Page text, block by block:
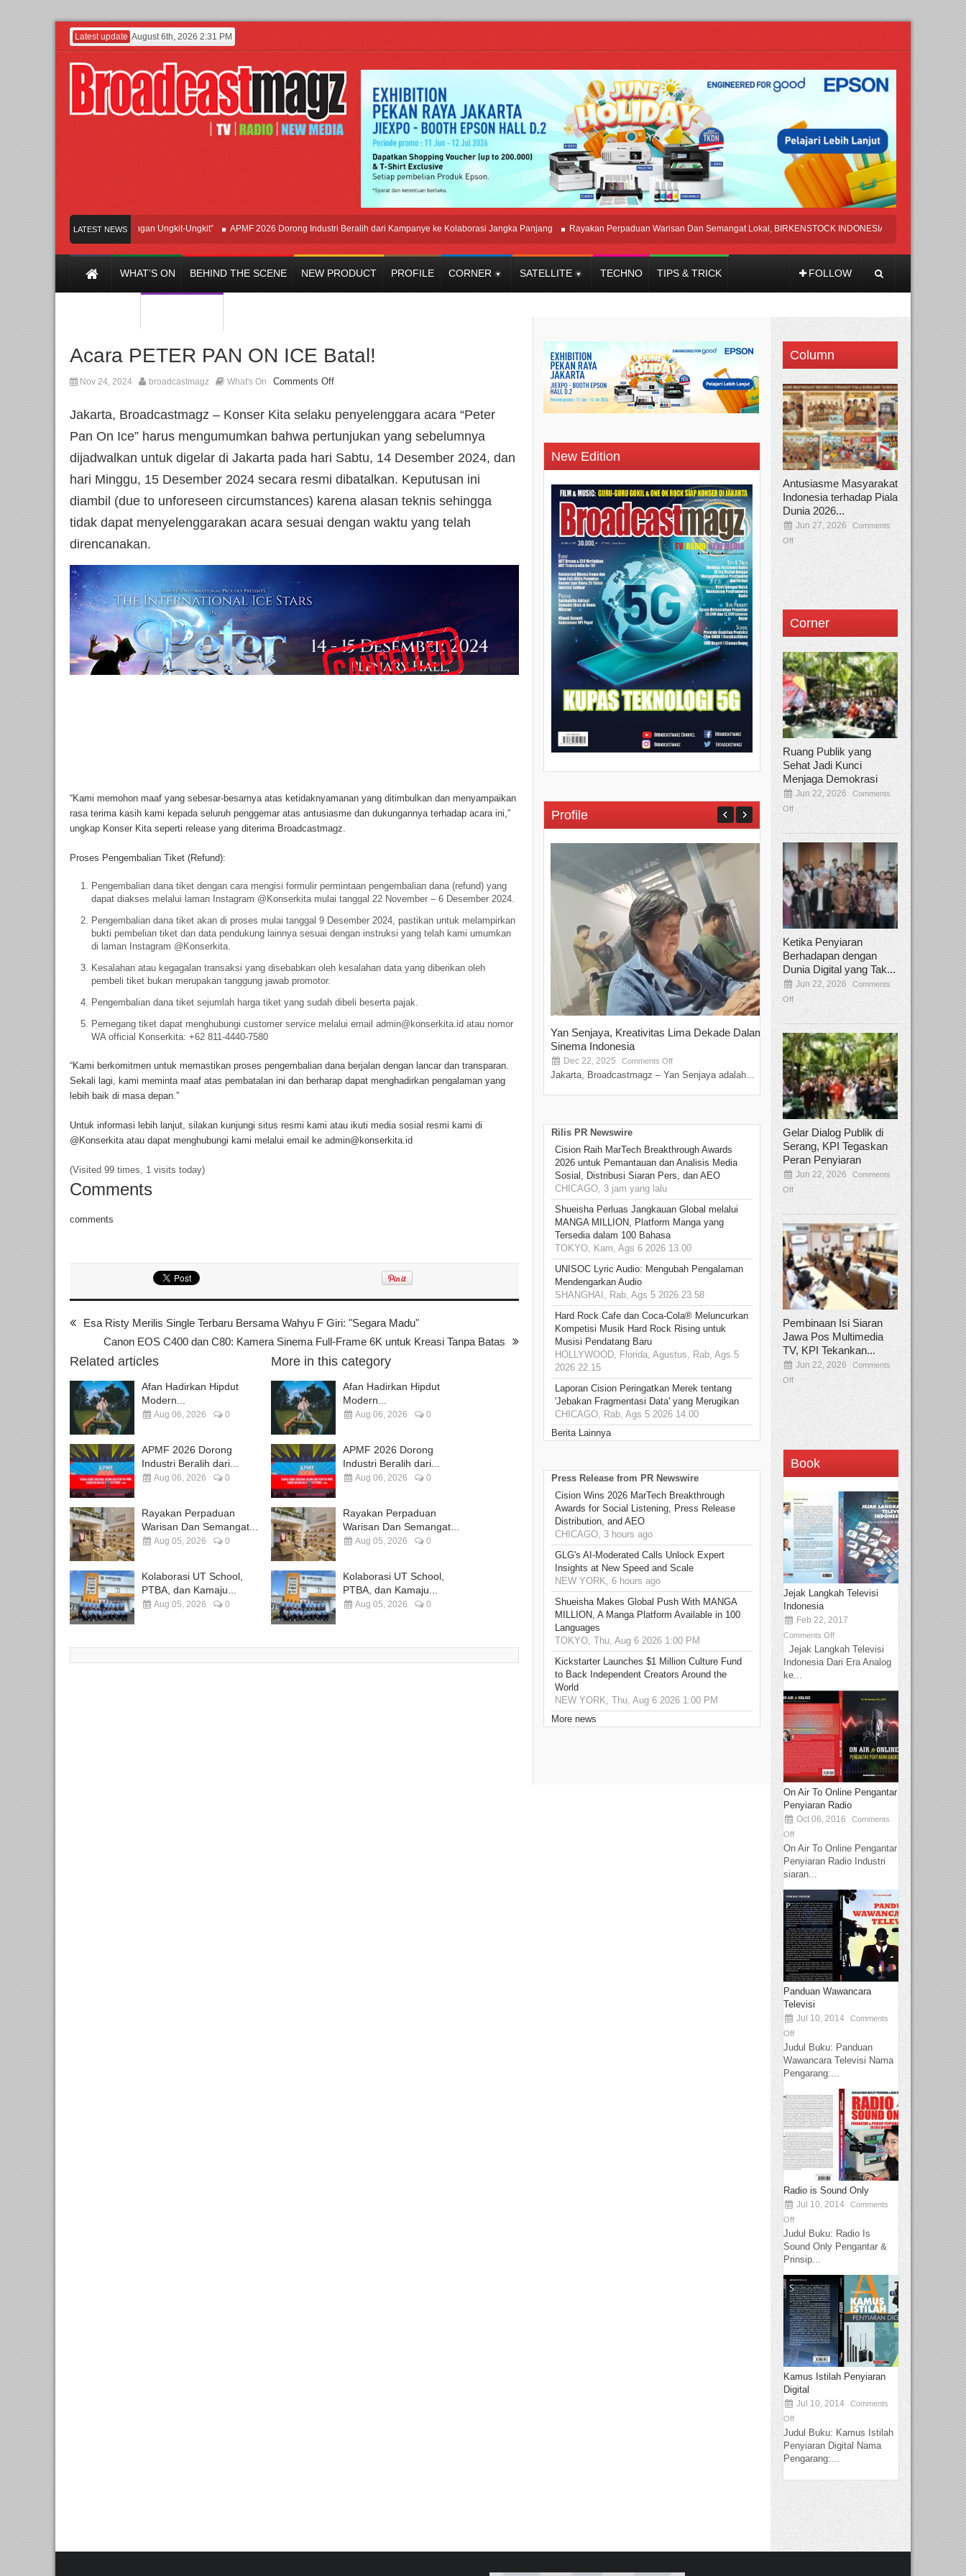
Latest update August 6th, 2026 2:31 PM
LATEST NEWS
Hipdut Modern “Jangan Ungkit-Ungkit” APMF 2026 Dorong Industri Beralih dari Kampanye ke Kolaborasi Jangka Panjang Rayakan Perpaduan Warisan Dan Semangat Lokal, BIRKENSTOCK INDONESIA Membuka Took di Ubud,
WHAT’S ON BEHIND THE SCENE NEW PRODUCT PROFILE CORNER SATELLITE TECHNO TIPS & TRICK FOLLOW
Acara PETER PAN ON ICE Batal!
Nov 24, 2024 broadcastmagz What's On Comments Off
Jakarta, Broadcastmagz – Konser Kita selaku penyelenggara acara “Peter
Pan On Ice” harus mengumumkan bahwa pertunjukan yang sebelumnya
dijadwalkan untuk digelar di Jakarta pada hari Sabtu, 14 Desember 2024, dan
hari Minggu, 15 Desember 2024 secara resmi dibatalkan. Keputusan ini
diambil (due to unforeseen circumstances) karena alasan teknis sehingga
tidak dapat menyelenggarakan acara sesuai dengan waktu yang telah
direncanakan.
“Kami memohon maaf yang sebesar-besarnya atas ketidaknyamanan yang ditimbulkan dan menyampaikan
rasa terima kasih kami kepada seluruh penggemar atas antusiasme dan dukungannya terhadap acara ini,”
ungkap Konser Kita seperti release yang diterima Broadcastmagz.
Proses Pengembalian Tiket (Refund):
Pengembalian dana tiket dengan cara mengisi formulir permintaan pengembalian dana (refund) yang
dapat diakses melalui laman Instagram @Konserkita mulai tanggal 22 November – 6 Desember 2024.
Pengembalian dana tiket akan di proses mulai tanggal 9 Desember 2024, pastikan untuk melampirkan
bukti pembelian tiket dan data pendukung lainnya sesuai dengan instruksi yang telah kami umumkan
di laman Instagram @Konserkita.
Kesalahan atau kegagalan transaksi yang disebabkan oleh kesalahan data yang diberikan oleh
pembeli tiket bukan merupakan tanggung jawab promotor.
Pengembalian dana tiket sejumlah harga tiket yang sudah dibeli beserta pajak.
Pemegang tiket dapat menghubungi customer service melalui email admin@konserkita.id atau nomor
WA official Konserkita: +62 811-4440-7580
“Kami berkomitmen untuk memastikan proses pengembalian dana berjalan dengan lancar dan transparan.
Sekali lagi, kami meminta maaf atas pembatalan ini dan berharap dapat menghadirkan pengalaman yang
lebih baik di masa depan.”
Untuk informasi lebih lanjut, silakan kunjungi situs resmi kami atau ikuti media sosial resmi kami di
@Konserkita atau dapat menghubungi kami melalui email ke admin@konserkita.id
(Visited 99 times, 1 visits today)
Comments
comments
Esa Risty Merilis Single Terbaru Bersama Wahyu F Giri: "Segara Madu"
Canon EOS C400 dan C80: Kamera Sinema Full-Frame 6K untuk Kreasi Tanpa Batas
Related articles
Afan Hadirkan Hipdut
Modern...
Aug 06, 2026 0
APMF 2026 Dorong
Industri Beralih dari...
Aug 06, 2026 0
Rayakan Perpaduan
Warisan Dan Semangat...
Aug 05, 2026 0
Kolaborasi UT School,
PTBA, dan Kamaju...
Aug 05, 2026 0
More in this category
Afan Hadirkan Hipdut
Modern...
Aug 06, 2026 0
APMF 2026 Dorong
Industri Beralih dari...
Aug 06, 2026 0
Rayakan Perpaduan
Warisan Dan Semangat...
Aug 05, 2026 0
Kolaborasi UT School,
PTBA, dan Kamaju...
Aug 05, 2026 0
New Edition
Profile
Yan Senjaya, Kreativitas Lima Dekade Dalam
Sinema Indonesia
Dec 22, 2025 Comments Off
Jakarta, Broadcastmagz – Yan Senjaya adalah...
Tamee Irelly Menjadi Juri Open
Film Terbaru...
Sep 08, 2025 Comments Off
Bekasi, Broadcastmagz – Dalam upaya
talenta...
Rilis PR Newswire
Cision Raih MarTech Breakthrough Awards
2026 untuk Pemantauan dan Analisis Media
Sosial, Distribusi Siaran Pers, dan AEO
CHICAGO, 3 jam yang lalu
Shueisha Perluas Jangkauan Global melalui
MANGA MILLION, Platform Manga yang
Tersedia dalam 100 Bahasa
TOKYO, Kam, Ags 6 2026 13.00
UNISOC Lyric Audio: Mengubah Pengalaman
Mendengarkan Audio
SHANGHAI, Rab, Ags 5 2026 23.58
Hard Rock Cafe dan Coca-Cola® Meluncurkan
Kompetisi Musik Hard Rock Rising untuk
Musisi Pendatang Baru
HOLLYWOOD, Florida, Agustus, Rab, Ags 5
2026 22.15
Laporan Cision Peringatkan Merek tentang
'Jebakan Fragmentasi Data' yang Merugikan
CHICAGO, Rab, Ags 5 2026 14.00
Berita Lainnya
Press Release from PR Newswire
Cision Wins 2026 MarTech Breakthrough
Awards for Social Listening, Press Release
Distribution, and AEO
CHICAGO, 3 hours ago
GLG's AI-Moderated Calls Unlock Expert
Insights at New Speed and Scale
NEW YORK, 6 hours ago
Shueisha Makes Global Push With MANGA
MILLION, A Manga Platform Available in 100
Languages
TOKYO, Thu, Aug 6 2026 1:00 PM
Kickstarter Launches $1 Million Culture Fund
to Back Independent Creators Around the
World
NEW YORK, Thu, Aug 6 2026 1:00 PM
More news
Column
Antusiasme Masyarakat
Indonesia terhadap Piala
Dunia 2026...
Jun 27, 2026
Comments
Off
Corner
Ruang Publik yang
Sehat Jadi Kunci
Menjaga Demokrasi
Jun 22, 2026
Comments
Off
Ketika Penyiaran
Berhadapan dengan
Dunia Digital yang Tak...
Jun 22, 2026
Comments
Off
Gelar Dialog Publik di
Serang, KPI Tegaskan
Peran Penyiaran
Jun 22, 2026
Comments
Off
Pembinaan Isi Siaran
Jawa Pos Multimedia
TV, KPI Tekankan...
Jun 22, 2026
Comments
Off
Book
Jejak Langkah Televisi
Indonesia
Feb 22, 2017
Comments Off
Jejak Langkah Televisi
Indonesia Dari Era Analog
ke...
On Air To Online Pengantar
Penyiaran Radio
Oct 06, 2016
Comments
Off
On Air To Online Pengantar
Penyiaran Radio Industri
siaran...
Panduan Wawancara
Televisi
Jul 10, 2014
Comments
Off
Judul Buku: Panduan
Wawancara Televisi Nama
Pengarang:...
Radio is Sound Only
Jul 10, 2014
Comments
Off
Judul Buku: Radio Is
Sound Only Pengantar &
Prinsip...
Kamus Istilah Penyiaran
Digital
Jul 10, 2014
Comments
Off
Judul Buku: Kamus Istilah
Penyiaran Digital Nama
Pengarang:...